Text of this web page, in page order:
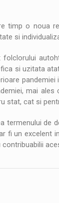
timp o noua
si
si uzitata
pandemiei
mai ales
stat, cat si
de
fi un excelent